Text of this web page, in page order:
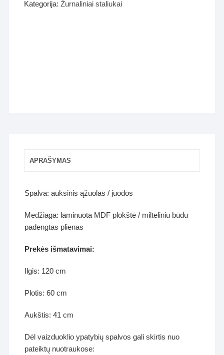
Kategorija:Žurnaliniai staliukai
APRAŠYMAS
Spalva: auksinis ąžuolas / juodos
Medžiaga: laminuota MDF plokštė / milteliniu būdu
padengtas plienas
Prekės išmatavimai:
Ilgis: 120 cm
Plotis: 60 cm
Aukštis: 41 cm
Dėl vaizduoklio ypatybių spalvos gali skirtis nuo
pateiktų nuotraukose: